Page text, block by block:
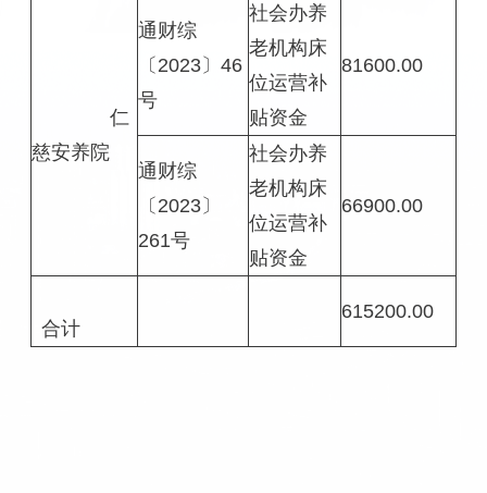
仁
慈安养院
通财综
〔2023〕46
号
社会办养
老机构床
位运营补
贴资金
81600.00
通财综
〔2023〕
261号
社会办养
老机构床
位运营补
贴资金
66900.00
合计
615200.00